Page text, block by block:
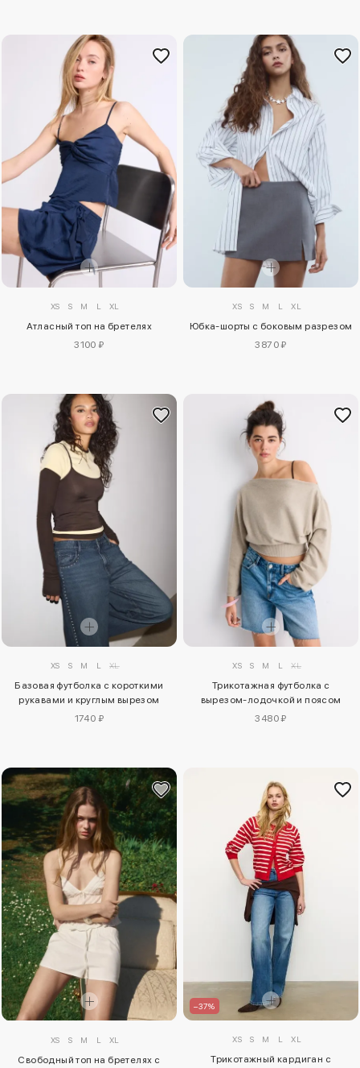
XS S M L XL
Атласный топ на бретелях
3100 ₽
XS S M L XL
Юбка-шорты с боковым разрезом
3870 ₽
XS S M L XL
Базовая футболка с короткими
рукавами и круглым вырезом
1740 ₽
XS S M L XL
Трикотажная футболка с
вырезом-лодочкой и поясом
3480 ₽
XS S M L XL
Свободный топ на бретелях с
–37%
XS S M L XL
Трикотажный кардиган с